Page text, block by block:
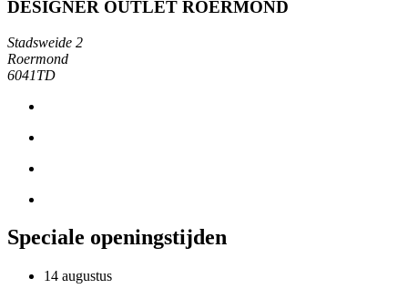
DESIGNER OUTLET ROERMOND
Stadsweide 2
Roermond
6041TD
Speciale openingstijden
14 augustus